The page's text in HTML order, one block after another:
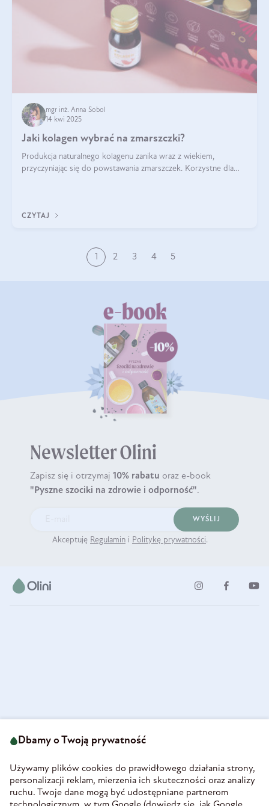
mgr inż. Anna Sobol
14 kwi 2025
Jaki kolagen wybrać na zmarszczki?
Produkcja naturalnego kolagenu zanika wraz z wiekiem,
przyczyniając się do powstawania zmarszczek. Korzystne dla
CZYTAJ
1 2 3 4 5
Newsletter Olini
Zapisz się i otrzymaj 10% rabatu oraz e-book
"Pyszne szociki na zdrowie i odporność".
WYŚLIJ
Akceptuję Regulamin i Politykę prywatności.
58-160 Świebodzice
REGON 890213034
INFORMACJE
Dbamy o Twoją prywatność
Używamy plików cookies do prawidłowego działania strony,
personalizacji reklam, mierzenia ich skuteczności oraz analizy
ruchu. Twoje dane mogą być udostępniane partnerom